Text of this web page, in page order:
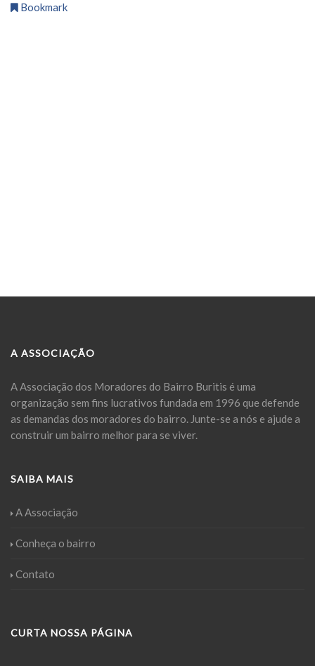
Bookmark
A ASSOCIAÇÃO
A Associação dos Moradores do Bairro Buritis é uma
organização sem fins lucrativos fundada em 1996 que defende
as demandas dos moradores do bairro. Junte-se a nós e ajude a
construir um bairro melhor para se viver.
SAIBA MAIS
A Associação
Conheça o bairro
Contato
CURTA NOSSA PÁGINA